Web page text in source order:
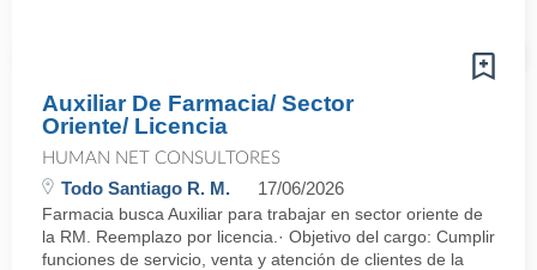
Auxiliar De Farmacia/ Sector
Oriente/ Licencia
HUMAN NET CONSULTORES
Todo Santiago R. M. 17/06/2026
Farmacia busca Auxiliar para trabajar en sector oriente de
la RM. Reemplazo por licencia.· Objetivo del cargo: Cumplir
funciones de servicio, venta y atención de clientes de la